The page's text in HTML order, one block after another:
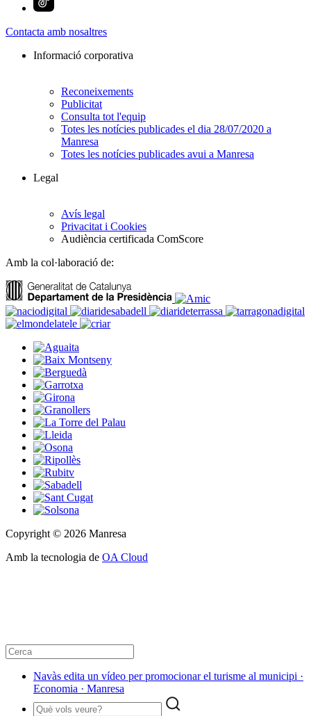
Contacta amb nosaltres
Informació corporativa
Reconeixements
Publicitat
Consulta tot l'equip
Totes les notícies publicades el dia 28/07/2020 a
Manresa
Totes les notícies publicades avui a Manresa
Legal
Avís legal
Privacitat i Cookies
Audiència certificada ComScore
Amb la col·laboració de:
Copyright © 2026 Manresa
Amb la tecnologia de OA Cloud
Navàs edita un vídeo per promocionar el turisme al municipi ·
Economia · Manresa